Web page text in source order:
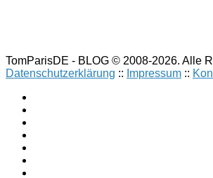
TomParisDE - BLOG © 2008-2026. Alle
Datenschutzerklärung :: Impressum ::